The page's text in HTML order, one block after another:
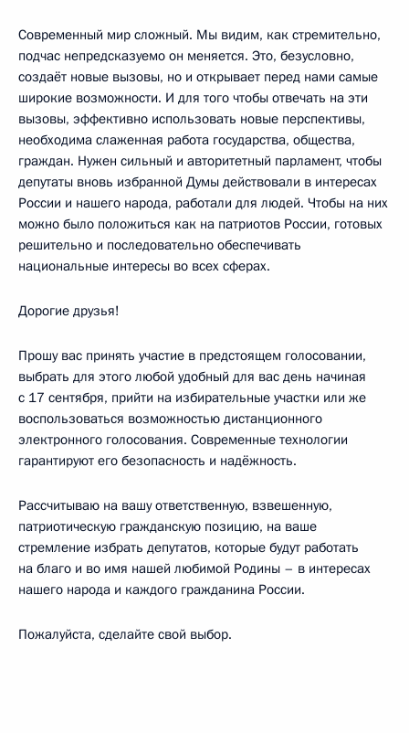
Современный мир сложный. Мы видим, как стремительно,
подчас непредсказуемо он меняется. Это, безусловно,
создаёт новые вызовы, но и открывает перед нами самые
широкие возможности. И для того чтобы отвечать на эти
вызовы, эффективно использовать новые перспективы,
необходима слаженная работа государства, общества,
граждан. Нужен сильный и авторитетный парламент, чтобы
депутаты вновь избранной Думы действовали в интересах
России и нашего народа, работали для людей. Чтобы на них
можно было положиться как на патриотов России, готовых
решительно и последовательно обеспечивать
национальные интересы во всех сферах.
Дорогие друзья!
Прошу вас принять участие в предстоящем голосовании,
выбрать для этого любой удобный для вас день начиная
с 17 сентября, прийти на избирательные участки или же
воспользоваться возможностью дистанционного
электронного голосования. Современные технологии
гарантируют его безопасность и надёжность.
Рассчитываю на вашу ответственную, взвешенную,
патриотическую гражданскую позицию, на ваше
стремление избрать депутатов, которые будут работать
на благо и во имя нашей любимой Родины – в интересах
нашего народа и каждого гражданина России.
Пожалуйста, сделайте свой выбор.